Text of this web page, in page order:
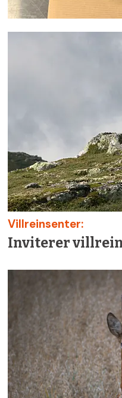
Villreinsenter:
Inviterer